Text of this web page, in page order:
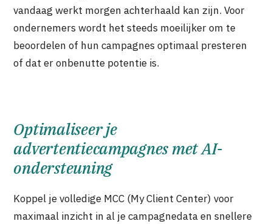
vandaag werkt morgen achterhaald kan zijn. Voor
ondernemers wordt het steeds moeilijker om te
beoordelen of hun campagnes optimaal presteren
of dat er onbenutte potentie is.
Optimaliseer je
advertentiecampagnes met AI-
ondersteuning
Koppel je volledige MCC (My Client Center) voor
maximaal inzicht in al je campagnedata en snellere